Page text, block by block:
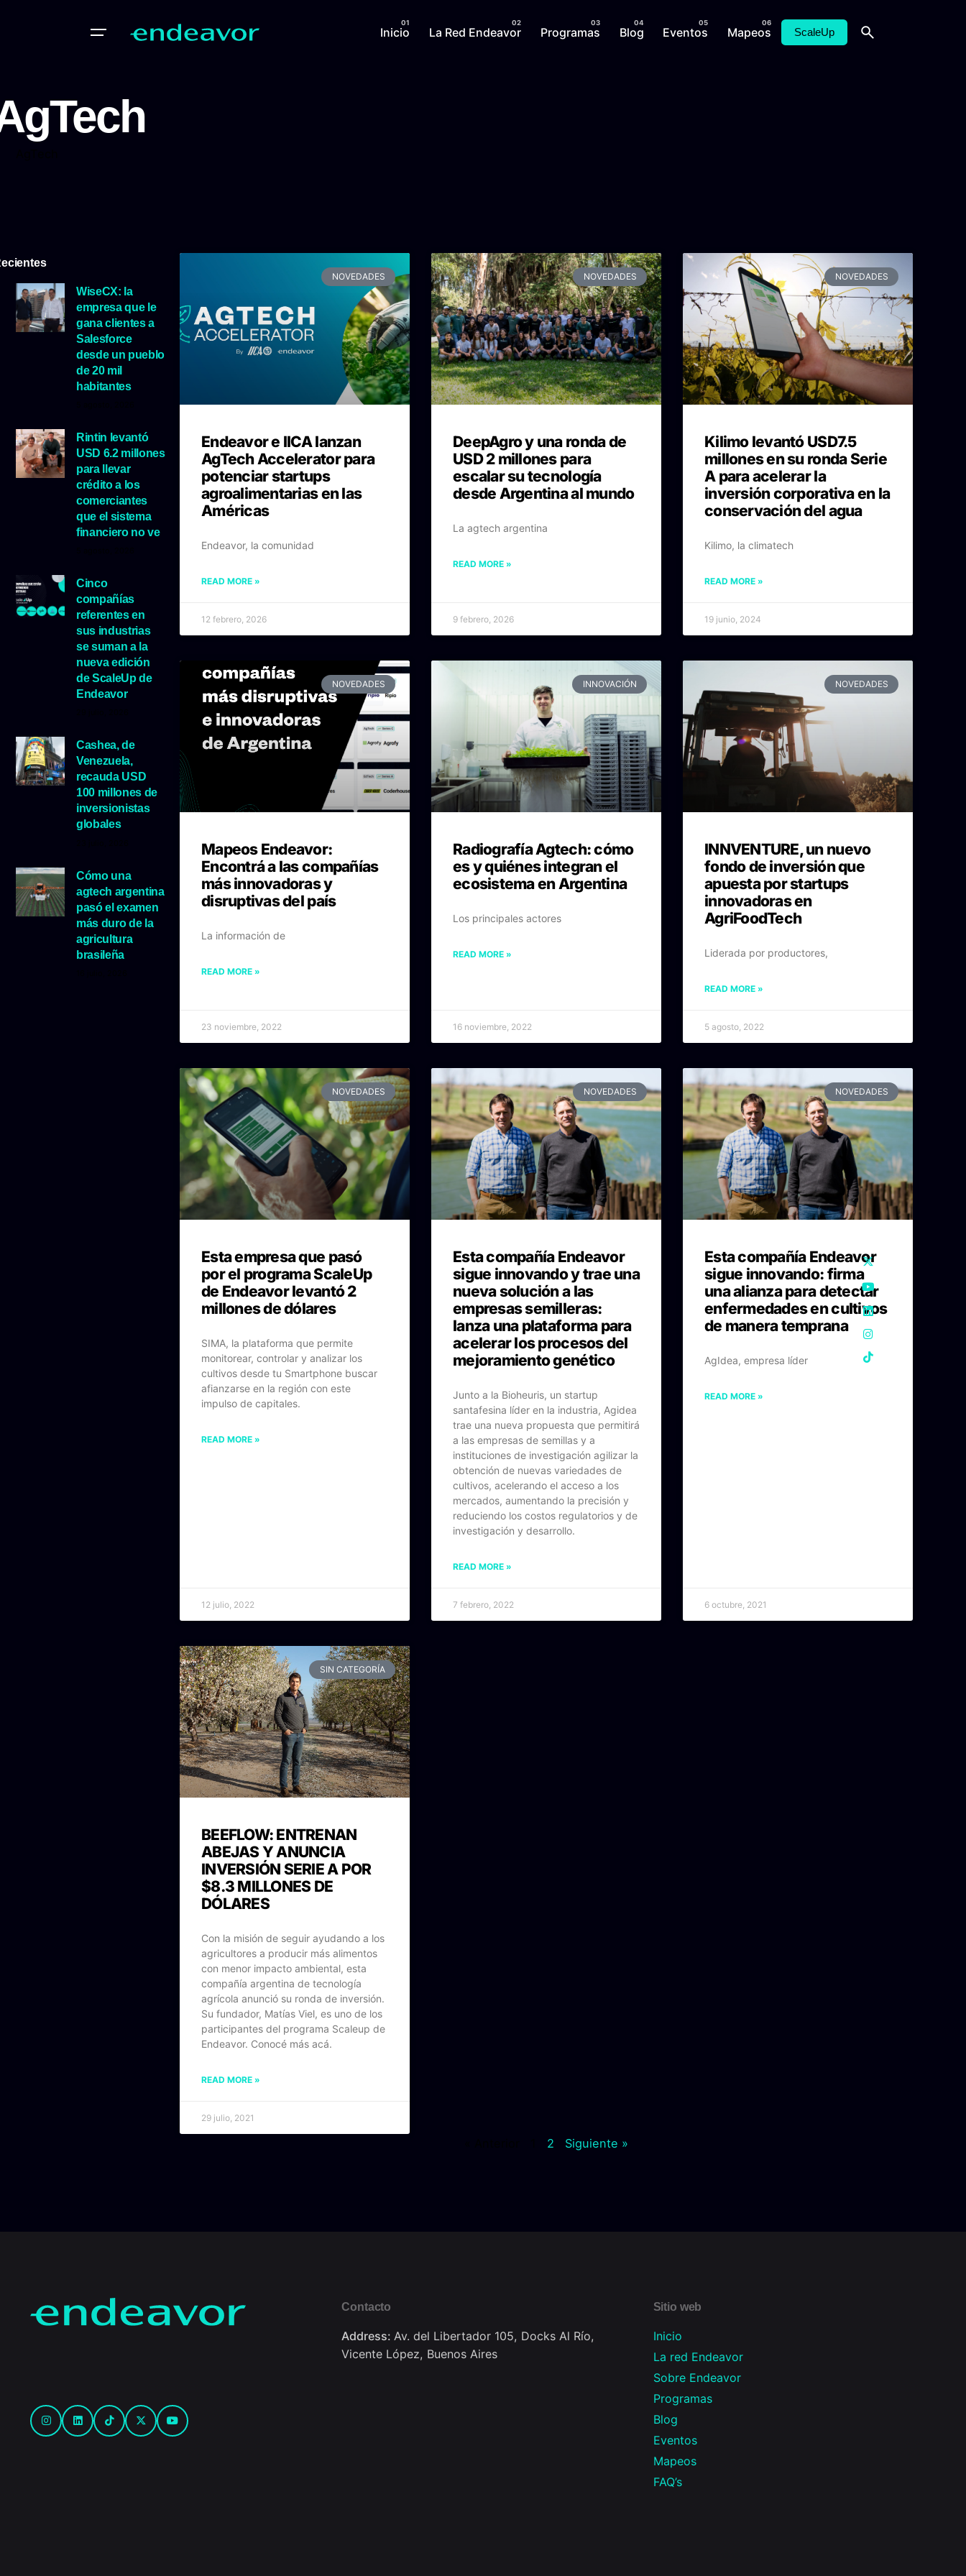
Inicio La Red Endeavor Programas Blog Eventos Mapeos ScaleUp
WiseCX: la
empresa que le
gana clientes a
Salesforce
desde un pueblo
de 20 mil
habitantes
Rintin levantó
USD 6.2 millones
para llevar
crédito a los
comerciantes
que el sistema
financiero no ve
Cinco
compañías
referentes en
sus industrias
se suman a la
nueva edición
de ScaleUp de
Endeavor
Cashea, de
Venezuela,
recauda USD
100 millones de
inversionistas
globales
Cómo una
agtech argentina
pasó el examen
más duro de la
agricultura
brasileña
NOVEDADES
Endeavor e IICA lanzan
AgTech Accelerator para
potenciar startups
agroalimentarias en las
Américas
Endeavor, la comunidad
READ MORE »
12 febrero, 2026
NOVEDADES
DeepAgro y una ronda de
USD 2 millones para
escalar su tecnología
desde Argentina al mundo
La agtech argentina
READ MORE »
9 febrero, 2026
NOVEDADES
Kilimo levantó USD7.5
millones en su ronda Serie
A para acelerar la
inversión corporativa en la
conservación del agua
Kilimo, la climatech
READ MORE »
19 junio, 2024
NOVEDADES
Mapeos Endeavor:
Encontrá a las compañías
más innovadoras y
disruptivas del país
La información de
READ MORE »
23 noviembre, 2022
INNOVACIÓN
Radiografía Agtech: cómo
es y quiénes integran el
ecosistema en Argentina
Los principales actores
READ MORE »
16 noviembre, 2022
NOVEDADES
INNVENTURE, un nuevo
fondo de inversión que
apuesta por startups
innovadoras en
AgriFoodTech
Liderada por productores,
READ MORE »
5 agosto, 2022
NOVEDADES
Esta empresa que pasó
por el programa ScaleUp
de Endeavor levantó 2
millones de dólares
SIMA, la plataforma que permite
monitorear, controlar y analizar los
cultivos desde tu Smartphone buscar
afianzarse en la región con este
impulso de capitales.
READ MORE »
12 julio, 2022
NOVEDADES
Esta compañía Endeavor
sigue innovando y trae una
nueva solución a las
empresas semilleras:
lanza una plataforma para
acelerar los procesos del
mejoramiento genético
Junto a la Bioheuris, un startup
santafesina líder en la industria, Agidea
trae una nueva propuesta que permitirá
a las empresas de semillas y a
instituciones de investigación agilizar la
obtención de nuevas variedades de
cultivos, acelerando el acceso a los
mercados, aumentando la precisión y
reduciendo los costos regulatorios y de
investigación y desarrollo.
READ MORE »
7 febrero, 2022
NOVEDADES
Esta compañía Endeavor
sigue innovando: firma
una alianza para detectar
enfermedades en cultivos
de manera temprana
AgIdea, empresa líder
READ MORE »
6 octubre, 2021
SIN CATEGORÍA
BEEFLOW: ENTRENAN
ABEJAS Y ANUNCIA
INVERSIÓN SERIE A POR
$8.3 MILLONES DE
DÓLARES
Con la misión de seguir ayudando a los
agricultores a producir más alimentos
con menor impacto ambiental, esta
compañía argentina de tecnología
agrícola anunció su ronda de inversión.
Su fundador, Matías Viel, es uno de los
participantes del programa Scaleup de
Endeavor. Conocé más acá.
READ MORE »
29 julio, 2021
2 Siguiente »
Contacto
Address:Av. del Libertador 105, Docks Al Río,
Vicente López, Buenos Aires
Sitio web
Inicio
La red Endeavor
Sobre Endeavor
Programas
Blog
Eventos
Mapeos
FAQ’s